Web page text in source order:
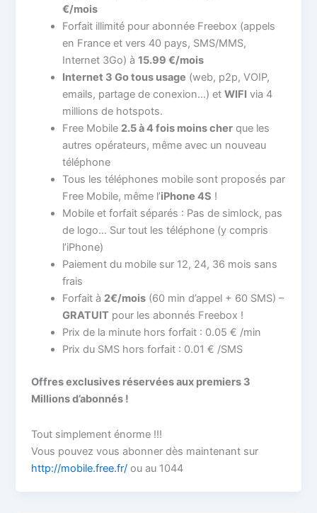
€/mois
Forfait illimité pour abonnée Freebox (appels
en France et vers 40 pays, SMS/MMS,
Internet 3Go) à15.99 €/mois
Internet 3 Go tous usage (web, p2p, VOIP,
emails, partage de conexion…) etWIFI via 4
millions de hotspots.
Free Mobile 2.5 à 4 fois moins cher que les
autres opérateurs, même avec un nouveau
téléphone
Tous les téléphones mobile sont proposés par
Free Mobile, même l’iPhone 4S !
Mobile et forfait séparés : Pas de simlock, pas
de logo… Sur tout les téléphone (y compris
l’iPhone)
Paiement du mobile sur 12, 24, 36 mois sans
frais
Forfait à 2€/mois (60 min d’appel + 60 SMS) –
GRATUIT pour les abonnés Freebox !
Prix de la minute hors forfait : 0.05 € /min
Prix du SMS hors forfait : 0.01 € /SMS
Offres exclusives réservées aux premiers 3
Millions d’abonnés !
Tout simplement énorme !!!
Vous pouvez vous abonner dès maintenant sur
http://mobile.free.fr/ ou au 1044